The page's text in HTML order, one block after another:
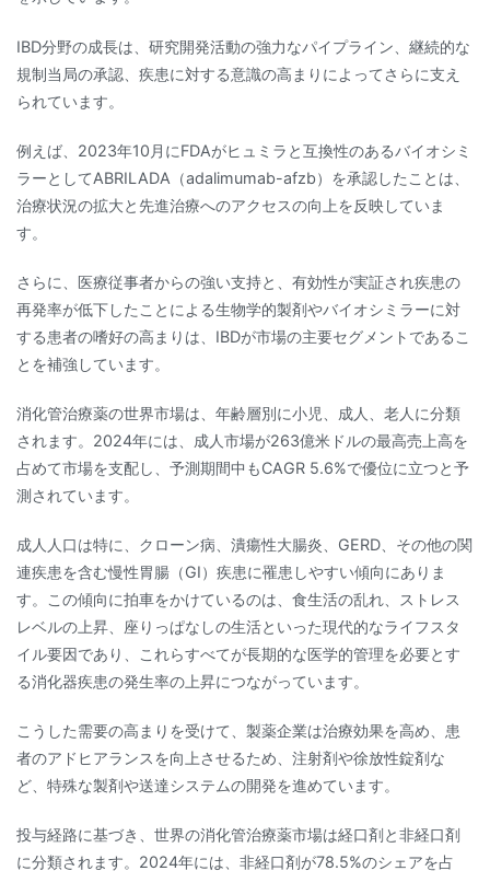
IBD分野の成長は、研究開発活動の強力なパイプライン、継続的な
規制当局の承認、疾患に対する意識の高まりによってさらに支え
られています。
例えば、2023年10月にFDAがヒュミラと互換性のあるバイオシミ
ラーとしてABRILADA（adalimumab-afzb）を承認したことは、
治療状況の拡大と先進治療へのアクセスの向上を反映していま
す。
さらに、医療従事者からの強い支持と、有効性が実証され疾患の
再発率が低下したことによる生物学的製剤やバイオシミラーに対
する患者の嗜好の高まりは、IBDが市場の主要セグメントであるこ
とを補強しています。
消化管治療薬の世界市場は、年齢層別に小児、成人、老人に分類
されます。2024年には、成人市場が263億米ドルの最高売上高を
占めて市場を支配し、予測期間中もCAGR 5.6%で優位に立つと予
測されています。
成人人口は特に、クローン病、潰瘍性大腸炎、GERD、その他の関
連疾患を含む慢性胃腸（GI）疾患に罹患しやすい傾向にありま
す。この傾向に拍車をかけているのは、食生活の乱れ、ストレス
レベルの上昇、座りっぱなしの生活といった現代的なライフスタ
イル要因であり、これらすべてが長期的な医学的管理を必要とす
る消化器疾患の発生率の上昇につながっています。
こうした需要の高まりを受けて、製薬企業は治療効果を高め、患
者のアドヒアランスを向上させるため、注射剤や徐放性錠剤な
ど、特殊な製剤や送達システムの開発を進めています。
投与経路に基づき、世界の消化管治療薬市場は経口剤と非経口剤
に分類されます。2024年には、非経口剤が78.5%のシェアを占